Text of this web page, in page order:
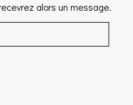
alors un message.